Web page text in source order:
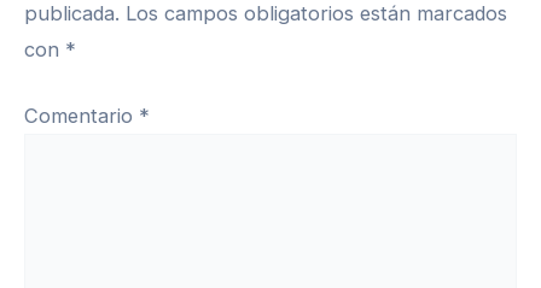
publicada. Los campos obligatorios están marcados
con *
Comentario *